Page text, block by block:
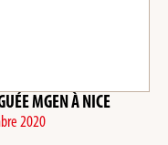
MGEN À NICE
2020